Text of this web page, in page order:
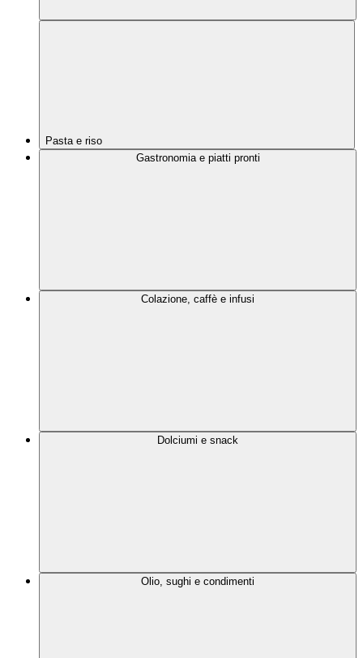
Pasta e riso
Gastronomia e piatti pronti
Colazione, caffè e infusi
Dolciumi e snack
Olio, sughi e condimenti